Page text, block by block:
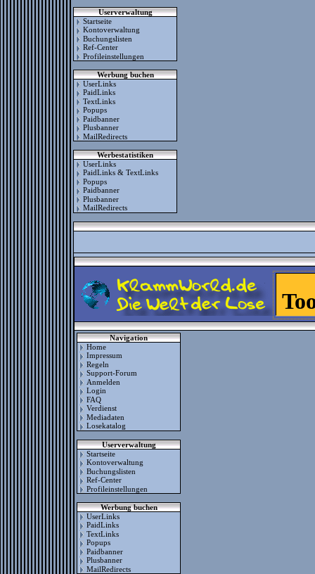
Userverwaltung
Startseite
Kontoverwaltung
Buchungslisten
Ref-Center
Profileinstellungen
Werbung buchen
UserLinks
PaidLinks
TextLinks
Popups
Paidbanner
Plusbanner
MailRedirects
Werbestatistiken
UserLinks
PaidLinks & TextLinks
Popups
Paidbanner
Plusbanner
MailRedirects
Navigation
Home
Impressum
Regeln
Support-Forum
Anmelden
Login
FAQ
Verdienst
Mediadaten
Losekatalog
Userverwaltung
Startseite
Kontoverwaltung
Buchungslisten
Ref-Center
Profileinstellungen
Werbung buchen
UserLinks
PaidLinks
TextLinks
Popups
Paidbanner
Plusbanner
MailRedirects